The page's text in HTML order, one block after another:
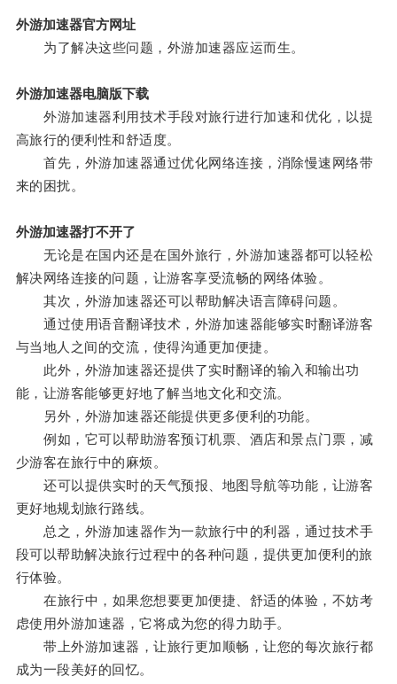
外游加速器官方网址
为了解决这些问题，外游加速器应运而生。
外游加速器电脑版下载
外游加速器利用技术手段对旅行进行加速和优化，以提
高旅行的便利性和舒适度。
首先，外游加速器通过优化网络连接，消除慢速网络带
来的困扰。
外游加速器打不开了
无论是在国内还是在国外旅行，外游加速器都可以轻松
解决网络连接的问题，让游客享受流畅的网络体验。
其次，外游加速器还可以帮助解决语言障碍问题。
通过使用语音翻译技术，外游加速器能够实时翻译游客
与当地人之间的交流，使得沟通更加便捷。
此外，外游加速器还提供了实时翻译的输入和输出功
能，让游客能够更好地了解当地文化和交流。
另外，外游加速器还能提供更多便利的功能。
例如，它可以帮助游客预订机票、酒店和景点门票，减
少游客在旅行中的麻烦。
还可以提供实时的天气预报、地图导航等功能，让游客
更好地规划旅行路线。
总之，外游加速器作为一款旅行中的利器，通过技术手
段可以帮助解决旅行过程中的各种问题，提供更加便利的旅
行体验。
在旅行中，如果您想要更加便捷、舒适的体验，不妨考
虑使用外游加速器，它将成为您的得力助手。
带上外游加速器，让旅行更加顺畅，让您的每次旅行都
成为一段美好的回忆。